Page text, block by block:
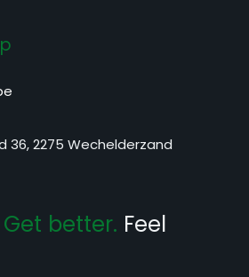
36, 2275 Wechelderzand
Get better. Feel